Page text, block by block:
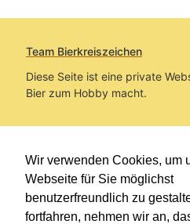
Wir verwenden Cookies, um
Webseite für Sie möglichst
benutzerfreundlich zu
fortfahren, nehmen wir an,
Team Bierkreiszeichen
Diese Seite ist eine private
Bier zum Hobby macht.
Sie befinden sich auf https://
im Pfad:Übers Bier/Biersorten
Erstellt: 2013-02-06